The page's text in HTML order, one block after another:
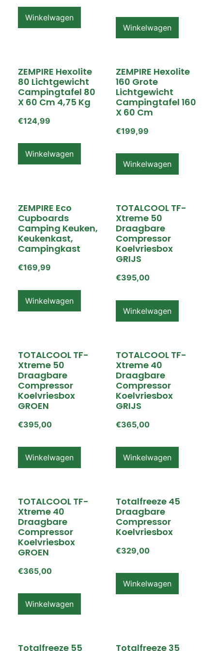
Winkelwagen
Winkelwagen
ZEMPIRE Hexolite
80 Lichtgewicht
Campingtafel 80
X 60 Cm 4,75 Kg
€124,99
Winkelwagen
ZEMPIRE Hexolite
160 Grote
Lichtgewicht
Campingtafel 160
X 60 Cm
€199,99
Winkelwagen
ZEMPIRE Eco
Cupboards
Camping Keuken,
Keukenkast,
Campingkast
€169,99
Winkelwagen
TOTALCOOL TF-
Xtreme 50
Draagbare
Compressor
Koelvriesbox
GRIJS
€395,00
Winkelwagen
TOTALCOOL TF-
Xtreme 50
Draagbare
Compressor
Koelvriesbox
GROEN
€395,00
Winkelwagen
TOTALCOOL TF-
Xtreme 40
Draagbare
Compressor
Koelvriesbox
GRIJS
€365,00
Winkelwagen
TOTALCOOL TF-
Xtreme 40
Draagbare
Compressor
Koelvriesbox
GROEN
€365,00
Winkelwagen
Totalfreeze 45
Draagbare
Compressor
Koelvriesbox
€329,00
Winkelwagen
Totalfreeze 55
Totalfreeze 35